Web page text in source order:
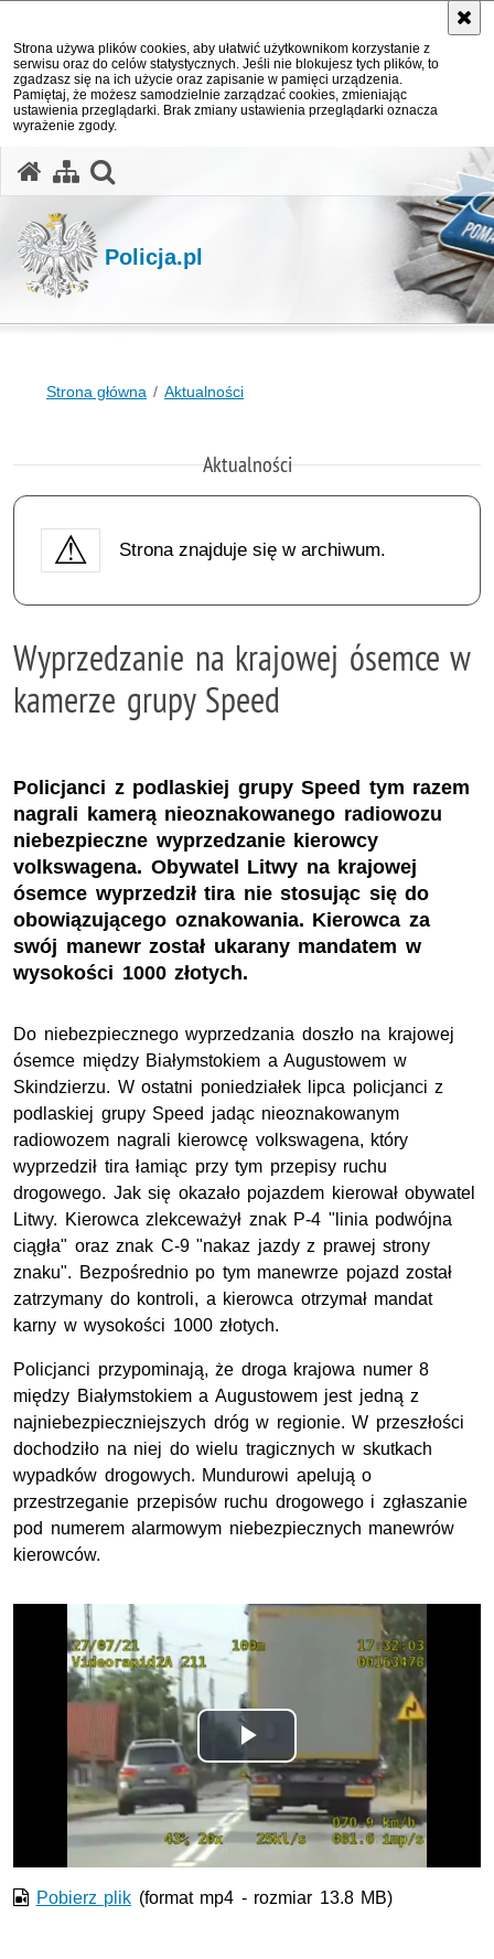
Strona używa plików cookies, aby ułatwić użytkownikom korzystanie z
serwisu oraz do celów statystycznych. Jeśli nie blokujesz tych plików, to
zgadzasz się na ich użycie oraz zapisanie w pamięci urządzenia.
Pamiętaj, że możesz samodzielnie zarządzać cookies, zmieniając
ustawienia przeglądarki. Brak zmiany ustawienia przeglądarki oznacza
wyrażenie zgody.
Policja.pl
Strona główna Aktualności
Aktualności
Strona znajduje się w archiwum.
Wyprzedzanie na krajowej ósemce w
kamerze grupy Speed
Policjanci z podlaskiej grupy Speed tym razem
nagrali kamerą nieoznakowanego radiowozu
niebezpieczne wyprzedzanie kierowcy
volkswagena. Obywatel Litwy na krajowej
ósemce wyprzedził tira nie stosując się do
obowiązującego oznakowania. Kierowca za
swój manewr został ukarany mandatem w
wysokości 1000 złotych.
Do niebezpiecznego wyprzedzania doszło na krajowej
ósemce między Białymstokiem a Augustowem w
Skindzierzu. W ostatni poniedziałek lipca policjanci z
podlaskiej grupy Speed jadąc nieoznakowanym
radiowozem nagrali kierowcę volkswagena, który
wyprzedził tira łamiąc przy tym przepisy ruchu
drogowego. Jak się okazało pojazdem kierował obywatel
Litwy. Kierowca zlekceważył znak P-4 "linia podwójna
ciągła" oraz znak C-9 "nakaz jazdy z prawej strony
znaku". Bezpośrednio po tym manewrze pojazd został
zatrzymany do kontroli, a kierowca otrzymał mandat
karny w wysokości 1000 złotych.
Policjanci przypominają, że droga krajowa numer 8
między Białymstokiem a Augustowem jest jedną z
najniebezpieczniejszych dróg w regionie. W przeszłości
dochodziło na niej do wielu tragicznych w skutkach
wypadków drogowych. Mundurowi apelują o
przestrzeganie przepisów ruchu drogowego i zgłaszanie
pod numerem alarmowym niebezpiecznych manewrów
kierowców.
Odtwórz
wideo
Pobierz plik (format mp4 - rozmiar 13.8 MB)